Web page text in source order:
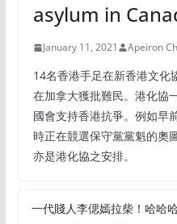
asylum in
January 11, 2021 Apeiron
14名香港手足在新香港文化
在加拿大獲批難民。港化協
國會支持香港抗爭。例如早
時正在競選保守黨黨魁的奧
亦是港化協之安排。
一代賤人李偲嫣拉柴！哈哈